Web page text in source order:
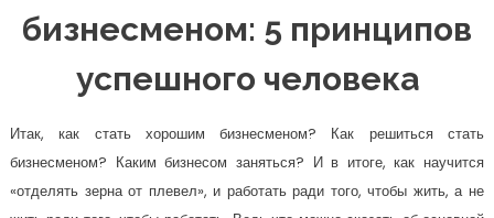
бизнесменом: 5 принципов
успешного человека
Итак, как стать хорошим бизнесменом? Как решиться стать
бизнесменом? Каким бизнесом заняться? И в итоге, как научится
«отделять зерна от плевел», и работать ради того, чтобы жить, а не